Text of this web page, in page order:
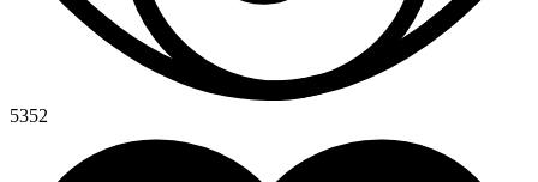
5352